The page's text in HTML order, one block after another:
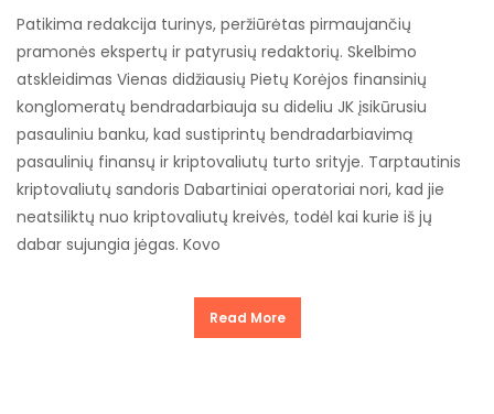
Patikima redakcija turinys, peržiūrėtas pirmaujančių
pramonės ekspertų ir patyrusių redaktorių. Skelbimo
atskleidimas Vienas didžiausių Pietų Korėjos finansinių
konglomeratų bendradarbiauja su dideliu JK įsikūrusiu
pasauliniu banku, kad sustiprintų bendradarbiavimą
pasaulinių finansų ir kriptovaliutų turto srityje. Tarptautinis
kriptovaliutų sandoris Dabartiniai operatoriai nori, kad jie
neatsiliktų nuo kriptovaliutų kreivės, todėl kai kurie iš jų
dabar sujungia jėgas. Kovo
Read More